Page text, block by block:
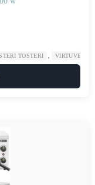
TOSTERI VIRTUVE